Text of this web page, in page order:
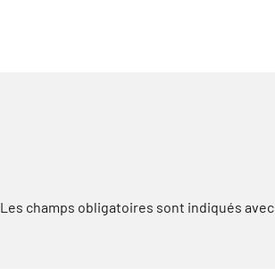
Les champs obligatoires sont indiqués avec